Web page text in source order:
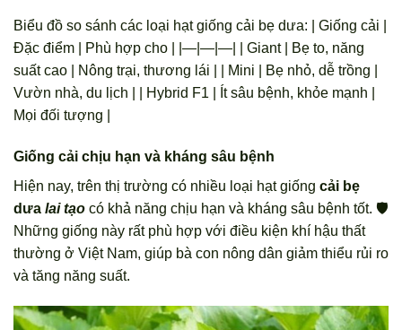
Biểu đồ so sánh các loại hạt giống cải bẹ dưa: | Giống cải |
Đặc điểm | Phù hợp cho | |—|—|—| | Giant | Bẹ to, năng
suất cao | Nông trại, thương lái | | Mini | Bẹ nhỏ, dễ trồng |
Vườn nhà, du lịch | | Hybrid F1 | Ít sâu bệnh, khỏe mạnh |
Mọi đối tượng |
Giống cải chịu hạn và kháng sâu bệnh
Hiện nay, trên thị trường có nhiều loại hạt giống cải bẹ
dưa lai tạo có khả năng chịu hạn và kháng sâu bệnh tốt. 🛡️
Những giống này rất phù hợp với điều kiện khí hậu thất
thường ở Việt Nam, giúp bà con nông dân giảm thiểu rủi ro
và tăng năng suất.